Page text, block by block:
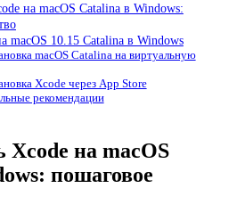
на macOS Catalina в Windows:
macOS 10.15 Catalina в Windows
macOS Catalina на виртуальную
Xcode через App Store
рекомендации
Xcode на macOS
пошаговое